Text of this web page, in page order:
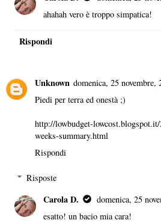
ahahah vero è troppo simpatica!
Rispondi
Unknown domenica, 25 novembre,
Piedi per terra ed onestà ;)
http://lowbudget-
weeks-summary.html
Rispondi
Risposte
Carola D.
domenica, 25
esatto! un bacio mia cara!